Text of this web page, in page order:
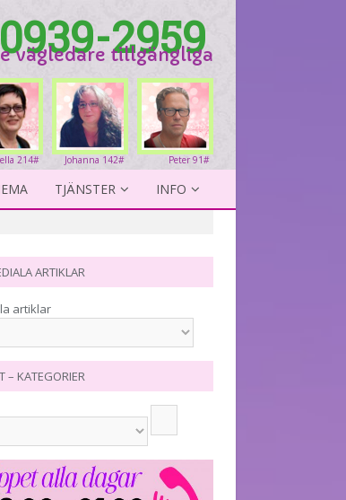
2959
vägledare tillgängliga
Peter 91#
Johanna 142#
214#
TJÄNSTER INFO
ARTIKLAR
artiklar
– KATEGORIER